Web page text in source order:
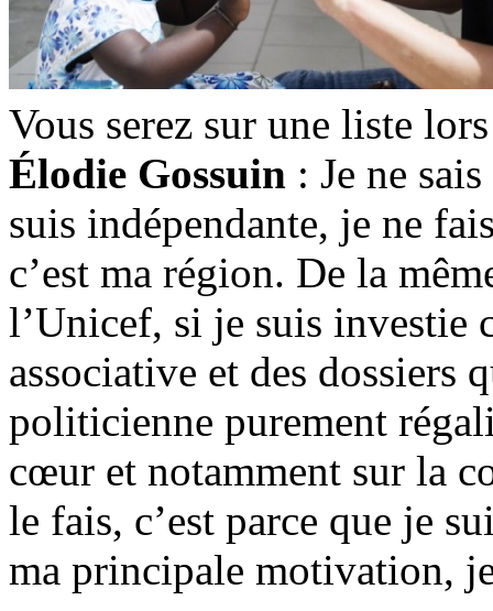
Vous serez sur une liste
Élodie Gossuin : Je ne
suis indépendante, je ne
c’est ma région. De la
l’Unicef, si je suis investie
associative et des dossiers
politicienne purement
cœur et notamment sur la
le fais, c’est parce que je
ma principale motivation,